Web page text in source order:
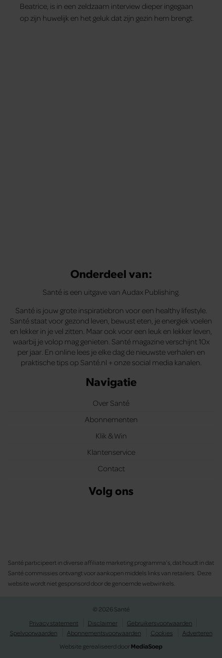
Beatrice, is in een zeldzaam interview dieper ingegaan
op zijn huwelijk en het geluk dat zijn gezin hem brengt.
Onderdeel van:
Santé is een uitgave van Audax Publishing.
Santé is jouw grote inspiratiebron voor een healthy lifestyle.
Santé staat voor gezond leven, bewust eten, je energiek voelen
en lekker in je vel zitten. Maar ook voor een leuk en lekker leven,
waarbij je volop mag genieten. Santé magazine verschijnt 10x
per jaar. En online lees je elke dag de nieuwste verhalen en
praktische tips op Santé.nl + onze social media kanalen.
Navigatie
Over Santé
Abonnementen
Klik & Win
Klantenservice
Contact
Volg ons
Santé participeert in diverse affiliate marketing programma’s, dat houdt in dat
Santé commissies ontvangt voor aankopen middels links van retailers. Deze
website wordt niet gesponsord door de genoemde webwinkels.
© 2026 Santé
Privacy statement
Disclaimer
Gebruikersvoorwaarden
Spelvoorwaarden
Abonnementsvoorwaarden Cookies
Adverteren
Website gerealiseerd doorMediaSoep